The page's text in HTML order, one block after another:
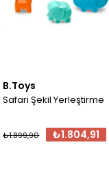
B.Toys
Safari Şekil Yerleştirme
₺1.804,91
₺1.899,90